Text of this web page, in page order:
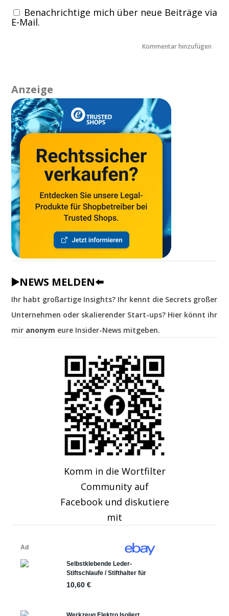
Benachrichtige mich über neue Beiträge via
E-Mail.
Anzeige
▶️NEWS MELDEN⬅️
Ihr habt großartige Insights? Ihr kennt die Secrets großer
Unternehmen oder skalierender Start-ups? Hier könnt ihr
mir anonym eure Insider-News mitgeben.
Komm in die Wortfilter
Community auf
Facebook und diskutiere
mit